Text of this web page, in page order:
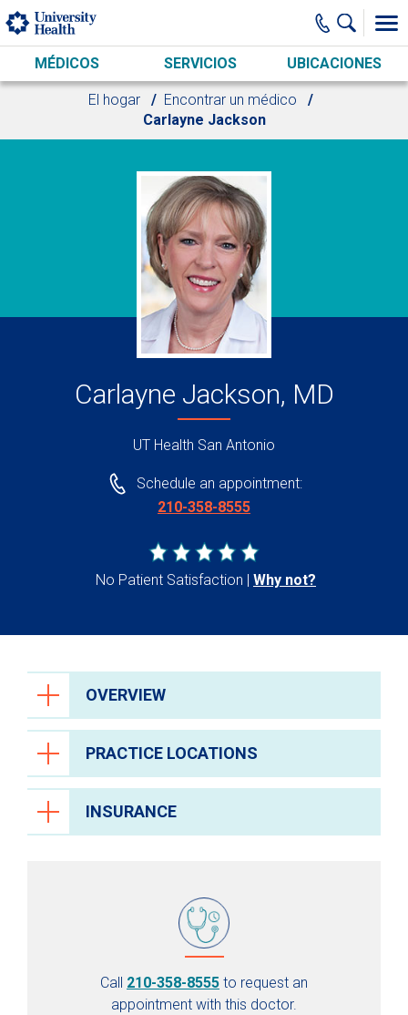
Skip to main content
MÉDICOS SERVICIOS UBICACIONES
El hogar
Encontrar un médico
Carlayne Jackson
Carlayne Jackson, MD
UT Health San Antonio
Schedule an appointment:
210-358-8555
No Patient Satisfaction Why not?
OVERVIEW
PRACTICE LOCATIONS
INSURANCE
Call 210-358-8555 to request an
appointment with this doctor.